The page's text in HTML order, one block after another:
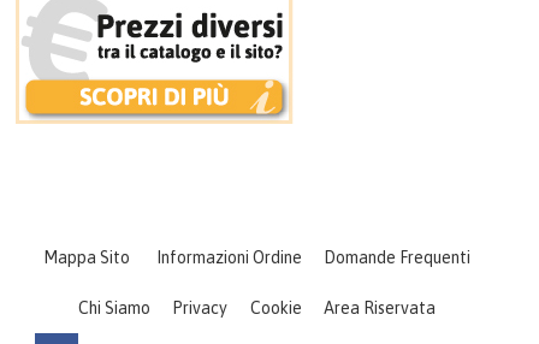
Mappa Sito Informazioni Ordine Domande Frequenti
Chi Siamo Privacy Cookie Area Riservata